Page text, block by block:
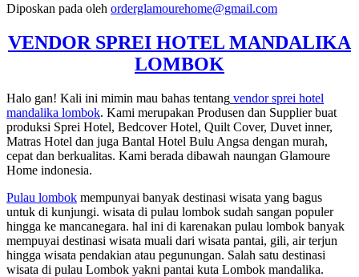
Diposkan pada oleh orderglamourehome@gmail.com
VENDOR SPREI HOTEL MANDALIKA
LOMBOK
Halo gan! Kali ini mimin mau bahas tentang vendor sprei hotel
mandalika lombok. Kami merupakan Produsen dan Supplier buat
produksi Sprei Hotel, Bedcover Hotel, Quilt Cover, Duvet inner,
Matras Hotel dan juga Bantal Hotel Bulu Angsa dengan murah,
cepat dan berkualitas. Kami berada dibawah naungan Glamoure
Home indonesia.
Pulau lombok mempunyai banyak destinasi wisata yang bagus
untuk di kunjungi. wisata di pulau lombok sudah sangan populer
hingga ke mancanegara. hal ini di karenakan pulau lombok banyak
mempuyai destinasi wisata muali dari wisata pantai, gili, air terjun
hingga wisata pendakian atau pegunungan. Salah satu destinasi
wisata di pulau Lombok yakni pantai kuta Lombok mandalika.